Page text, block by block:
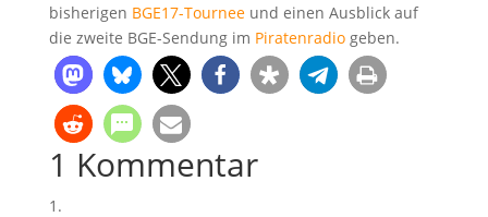
bisherigen BGE17-Tourneeund einen Ausblick auf
die zweite BGE-Sendung im Piratenradiogeben.
1 Kommentar